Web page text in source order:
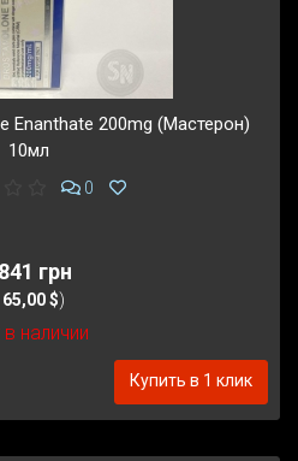
Enanthate 200mg (Мастерон)
10мл
0
грн
65,00 $)
в наличии
Купить в 1 клик